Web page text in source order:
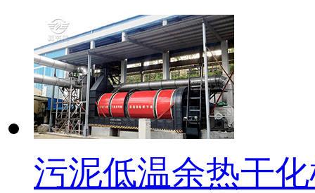
污泥低温余热干